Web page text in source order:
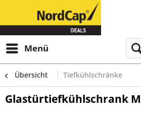
Menü
Übersicht Tiefkühlschränke
Glastürtiefkühlschrank